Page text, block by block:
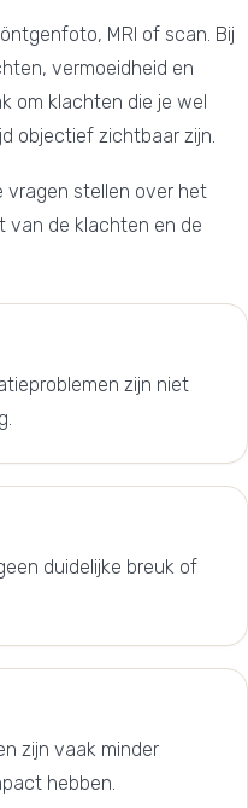
MRI of scan. Bij
vermoeidheid en
om klachten die je wel
objectief zichtbaar zijn.
vragen stellen over het
van de klachten en de
zijn niet
duidelijke breuk of
zijn vaak minder
hebben.